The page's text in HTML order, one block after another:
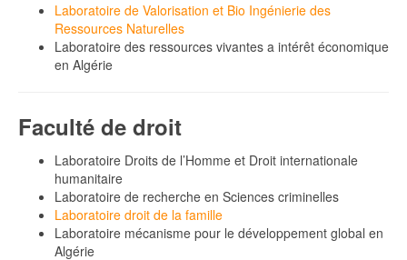
Laboratoire de Valorisation et Bio Ingénierie des
Ressources Naturelles
Laboratoire des ressources vivantes a intérêt économique
en Algérie
Faculté de droit
Laboratoire Droits de l’Homme et Droit internationale
humanitaire
Laboratoire de recherche en Sciences criminelles
Laboratoire droit de la famille
Laboratoire mécanisme pour le développement global en
Algérie